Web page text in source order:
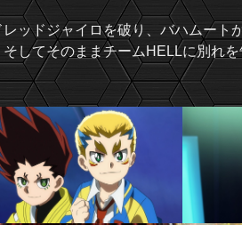
ッドジャイロを破り、バハムート
そしてそのままチームHELLに別れ